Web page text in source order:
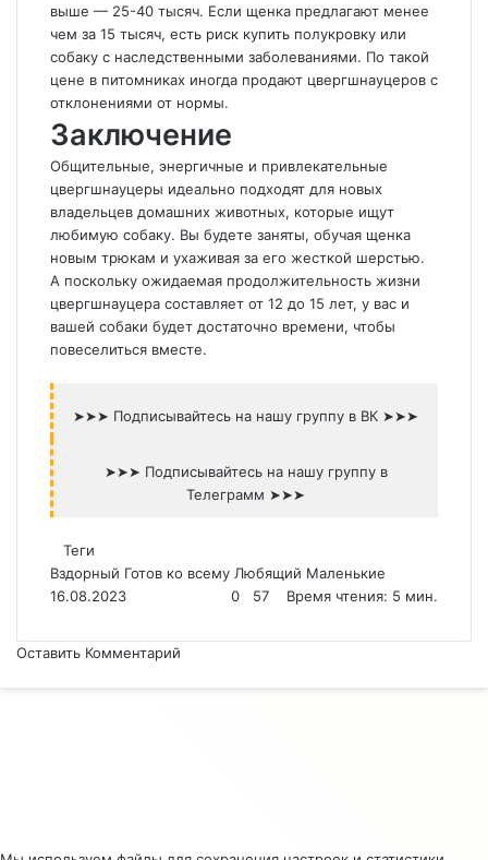
выше — 25-40 тысяч. Если щенка предлагают менее
чем за 15 тысяч, есть риск купить полукровку или
собаку с наследственными заболеваниями. По такой
цене в питомниках иногда продают цвергшнауцеров с
отклонениями от нормы.
Заключение
Общительные, энергичные и привлекательные
цвергшнауцеры идеально подходят для новых
владельцев домашних животных, которые ищут
любимую собаку. Вы будете заняты, обучая щенка
новым трюкам и ухаживая за его жесткой шерстью.
А поскольку ожидаемая продолжительность жизни
цвергшнауцера составляет от 12 до 15 лет, у вас и
вашей собаки будет достаточно времени, чтобы
повеселиться вместе.
➤➤➤ Подписывайтесь на нашу группу в ВК ➤➤➤
➤➤➤ Подписывайтесь на нашу группу в
Телеграмм ➤➤➤
Теги
Вздорный Готов ко всему Любящий Маленькие
16.08.2023
0 57 Время чтения: 5 мин.
Оставить Комментарий